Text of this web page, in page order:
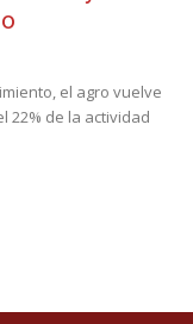
el agro vuelve
22% de la actividad